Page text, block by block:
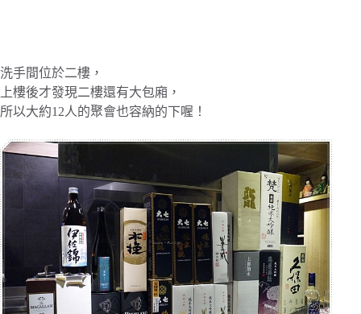
洗手間位於二樓，
上樓後才發現二樓還有大包廂，
所以大約12人的聚會也容納的下喔！